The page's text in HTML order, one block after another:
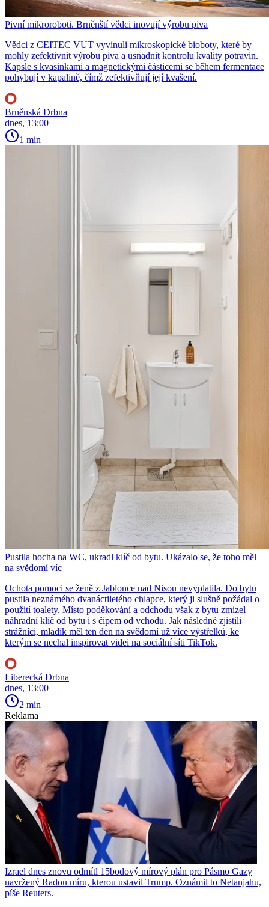
Pivní mikroroboti. Brněnští vědci inovují výrobu piva
Vědci z CEITEC VUT vyvinuli mikroskopické bioboty, které by
mohly zefektivnit výrobu piva a usnadnit kontrolu kvality potravin.
Kapsle s kvasinkami a magnetickými částicemi se během fermentace
pohybují v kapalině, čímž zefektivňují její kvašení.
Brněnská Drbna
dnes, 13:00
1 min
Pustila hocha na WC, ukradl klíč od bytu. Ukázalo se, že toho měl
na svědomí víc
Ochota pomoci se ženě z Jablonce nad Nisou nevyplatila. Do bytu
pustila neznámého dvanáctiletého chlapce, který ji slušně požádal o
použití toalety. Místo poděkování a odchodu však z bytu zmizel
náhradní klíč od bytu i s čipem od vchodu. Jak následně zjistili
strážníci, mladík měl ten den na svědomí už více výstřelků, ke
kterým se nechal inspirovat videi na sociální síti TikTok.
Liberecká Drbna
dnes, 13:00
2 min
Reklama
Izrael dnes znovu odmítl 15bodový mírový plán pro Pásmo Gazy
navržený Radou míru, kterou ustavil Trump. Oznámil to Netanjahu,
píše Reuters.